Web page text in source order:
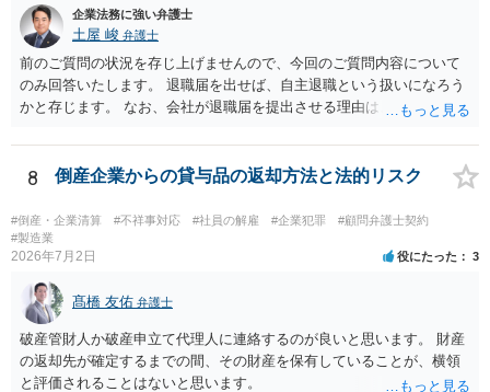
いようでしたら、ご自身の権利を守り義務の範囲を明確にするため、
契約書を作成することをお勧めします。 契約書の支援について、弁護
士にご相談されるのもお勧めです。
企業法務に強い弁護士
土屋 峻 弁護士
前のご質問の状況を存じ上げませんので、今回のご質問内容について
のみ回答いたします。 退職届を出せば、自主退職という扱いになろう
かと存じます。 なお、会社が退職届を提出させる理由は、後日解雇無
ったと体裁を整えるためであることが多いです。 ただ、実際に懲戒解
雇事由が認められそうなのであれば、穏便な形である自主退職をした
8 倒産企業からの貸与品の返却方法と法的リスク
#倒産・企業清算 #不祥事対応 #社員の解雇 #企業犯罪
#顧問弁護士契約
#製造業
2026年7月2日 役にたった 3
髙橋 友佑 弁護士
破産管財人か破産申立て代理人に連絡するのが良いと思います。 財産
の返却先が確定するまでの間、その財産を保有していることが、横領
と評価されることはないと思います。